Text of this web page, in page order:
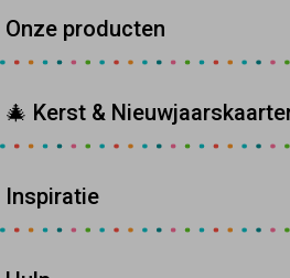
Onze producten
🎄 Kerst &
Inspiratie